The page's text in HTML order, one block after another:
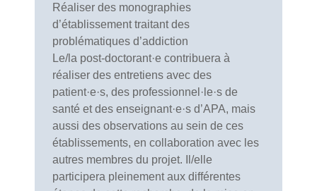
Réaliser des monographies
d’établissement traitant des
problématiques d’addiction
Le/la post-doctorant·e contribuera à
réaliser des entretiens avec des
patient·e·s, des professionnel·le·s de
santé et des enseignant·e·s d’APA, mais
aussi des observations au sein de ces
établissements, en collaboration avec les
autres membres du projet. Il/elle
participera pleinement aux différentes